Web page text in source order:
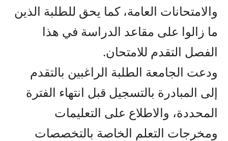
والامتحانات العامة، كما يحق للطلبة الذين
ما زالوا على مقاعد الدراسة في هذا
الفصل التقدم للامتحان.
ودعت الجامعة الطلبة الراغبين بالتقدم
إلى المبادرة بالتسجيل قبل انتهاء الفترة
المحددة، والاطلاع على التعليمات
ومخرجات التعلم الخاصة بالتخصصات